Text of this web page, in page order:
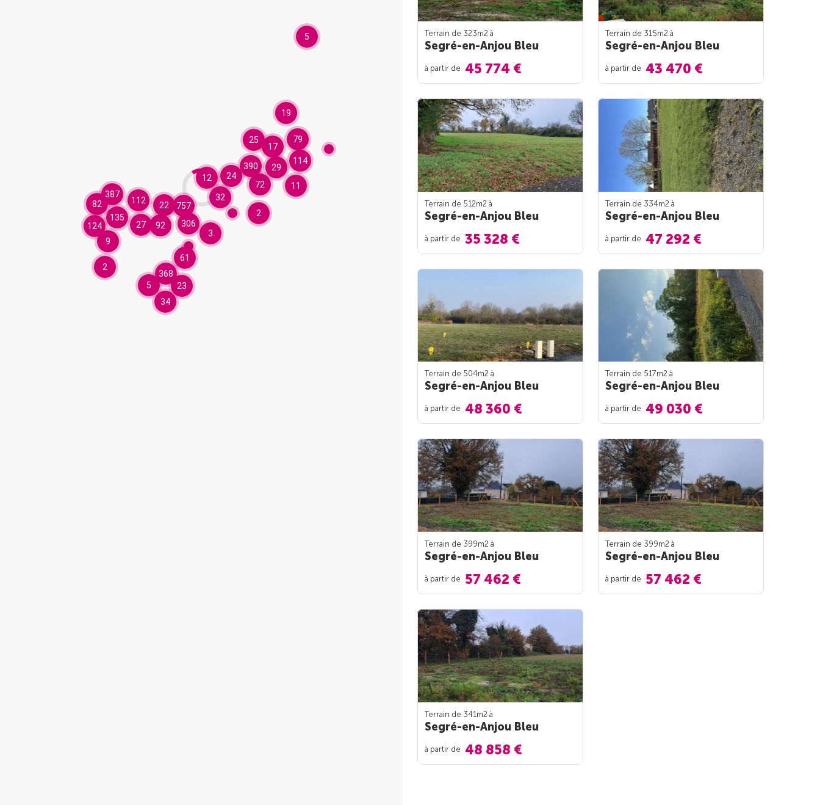
387
112
124
135
757
22
92 306
82
390
72
19
25 79
29
114
24
61
368
34
17
5
11
23
2
9
3
32
27
12
5
2
Terrain de 323m2 à
Segré-en-Anjou Bleu
à partir de 45 774 €
Terrain de 315m2 à
Segré-en-Anjou Bleu
à partir de 43 470 €
Terrain de 512m2 à
Segré-en-Anjou Bleu
à partir de 35 328 €
Terrain de 334m2 à
Segré-en-Anjou Bleu
à partir de 47 292 €
Terrain de 504m2 à
Segré-en-Anjou Bleu
à partir de 48 360 €
Terrain de 517m2 à
Segré-en-Anjou Bleu
à partir de 49 030 €
Terrain de 399m2 à
Segré-en-Anjou Bleu
à partir de 57 462 €
Terrain de 399m2 à
Segré-en-Anjou Bleu
à partir de 57 462 €
Terrain de 341m2 à
Segré-en-Anjou Bleu
à partir de 48 858 €